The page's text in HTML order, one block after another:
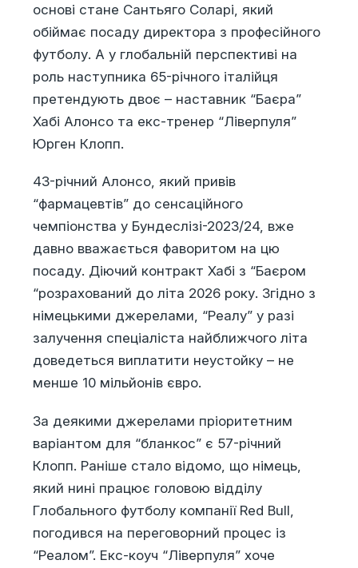
основі стане Сантьяго Соларі, який
обіймає посаду директора з професійного
футболу. А у глобальній перспективі на
роль наступника 65-річного італійця
претендують двоє – наставник “Баєра”
Хабі Алонсо та екс-тренер “Ліверпуля”
Юрген Клопп.
43-річний Алонсо, який привів
“фармацевтів” до сенсаційного
чемпіонства у Бундеслізі-2023/24, вже
давно вважається фаворитом на цю
посаду. Діючий контракт Хабі з “Баєром
“розрахований до літа 2026 року. Згідно з
німецькими джерелами, “Реалу” у разі
залучення спеціаліста найближчого літа
доведеться виплатити неустойку – не
менше 10 мільйонів євро.
За деякими джерелами пріоритетним
варіантом для “бланкос” є 57-річний
Клопп. Раніше стало відомо, що німець,
який нині працює головою відділу
Глобального футболу компанії Red Bull,
погодився на переговорний процес із
“Реалом”. Екс-коуч “Ліверпуля” хоче